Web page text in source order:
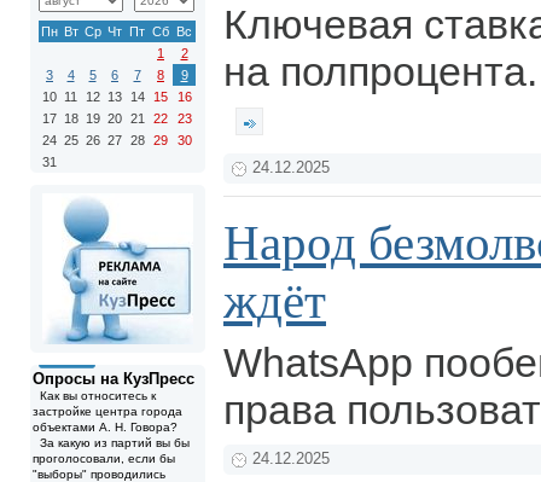
Пн Вт Ср Чт Пт Сб Вс
1
2
3
4 5 6 7 8
9
10 11 12 13 14 15
16
17 18 19 20 21 22
23
24 25 26 27 28 29
30
31
Опросы на КузПресс
Как вы относитесь к
застройке центра города
объектами А. Н. Говора?
За какую из партий вы бы
проголосовали, если бы
"выборы" проводились
Ключевая
на
24.12.2025
Народ
ждёт
WhatsApp
права
24.12.2025